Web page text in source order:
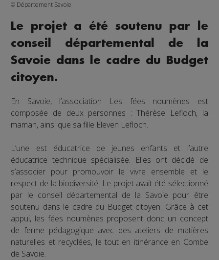
© Département Savoie
Le projet a été soutenu par le
conseil départemental de la
Savoie dans le cadre du Budget
citoyen.
En Savoie, l’association Les fées noumènes est
composée de deux personnes : Thérèse Lefloch, la
maman, ainsi que sa fille Eleven Lefloch.
L’une est éducatrice de jeunes enfants et l’autre
éducatrice technique spécialisée. Elles ont décidé de
s’associer pour promouvoir le vivre ensemble et le
respect de la biodiversité. Le projet avait été sélectionné
par le conseil départemental de la Savoie pour être
soutenu dans le cadre du Budget citoyen. Grâce à cet
appui, les fées noumènes proposent donc un concept
de ferme pédagogique avec des ateliers de matières
naturelles et recyclées, le tout en itinérance en Combe
de Savoie.